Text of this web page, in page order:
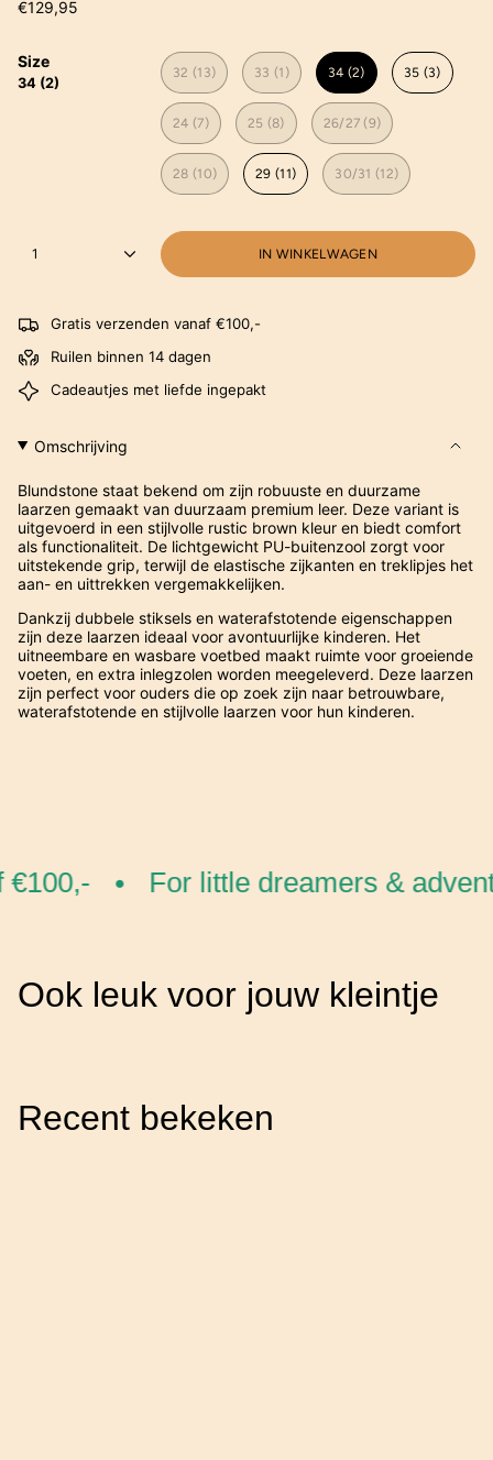
€129,95
Size
34 (2)
32 (13) 33 (1) 34 (2) 35 (3)
24 (7) 25 (8) 26/27 (9)
28 (10) 29 (11) 30/31 (12)
1 IN WINKELWAGEN
Gratis verzenden vanaf €100,-
Ruilen binnen 14 dagen
Cadeautjes met liefde ingepakt
Omschrijving
Blundstone staat bekend om zijn robuuste en duurzame
laarzen gemaakt van duurzaam premium leer. Deze variant is
uitgevoerd in een stijlvolle rustic brown kleur en biedt comfort
als functionaliteit. De lichtgewicht PU-buitenzool zorgt voor
uitstekende grip, terwijl de elastische zijkanten en treklipjes het
aan- en uittrekken vergemakkelijken.
Dankzij dubbele stiksels en waterafstotende eigenschappen
zijn deze laarzen ideaal voor avontuurlijke kinderen. Het
uitneembare en wasbare voetbed maakt ruimte voor groeiende
voeten, en extra inlegzolen worden meegeleverd. Deze laarzen
zijn perfect voor ouders die op zoek zijn naar betrouwbare,
waterafstotende en stijlvolle laarzen voor hun kinderen.
For little dreamers &
Ook leuk voor jouw kleintje
Recent bekeken